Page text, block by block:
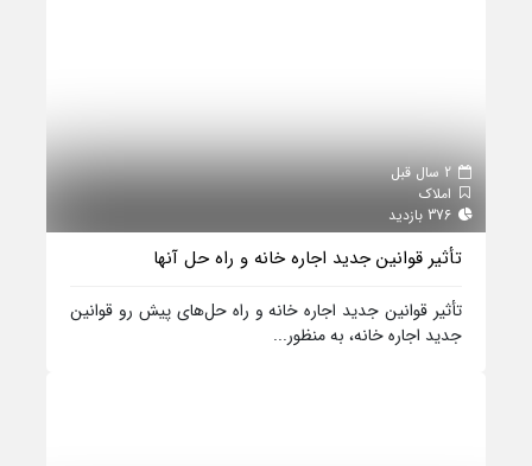
املاک
تأثیر قوانین جدید اجاره خانه و راه حل‌ آنها
تأثیر قوانین جدید اجاره خانه و راه حل‌های پیش رو قوانین
جدید اجاره خانه، به منظور...